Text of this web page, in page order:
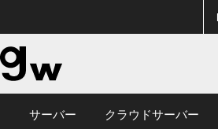
サーバー クラウドサーバー